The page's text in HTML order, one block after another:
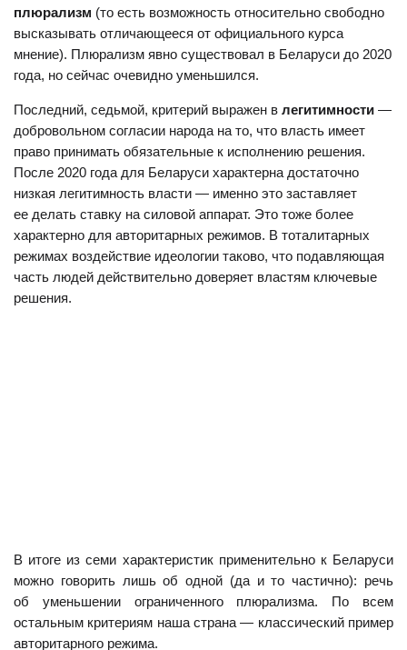
плюрализм (то есть возможность относительно свободно
высказывать отличающееся от официального курса
мнение). Плюрализм явно существовал в Беларуси до 2020
года, но сейчас очевидно уменьшился.
Последний, седьмой, критерий выражен в легитимности —
добровольном согласии народа на то, что власть имеет
право принимать обязательные к исполнению решения.
После 2020 года для Беларуси характерна достаточно
низкая легитимность власти — именно это заставляет
ее делать ставку на силовой аппарат. Это тоже более
характерно для авторитарных режимов. В тоталитарных
режимах воздействие идеологии таково, что подавляющая
часть людей действительно доверяет властям ключевые
решения.
В итоге из семи характеристик применительно к Беларуси
можно говорить лишь об одной (да и то частично): речь
об уменьшении ограниченного плюрализма. По всем
остальным критериям наша страна — классический пример
авторитарного режима.